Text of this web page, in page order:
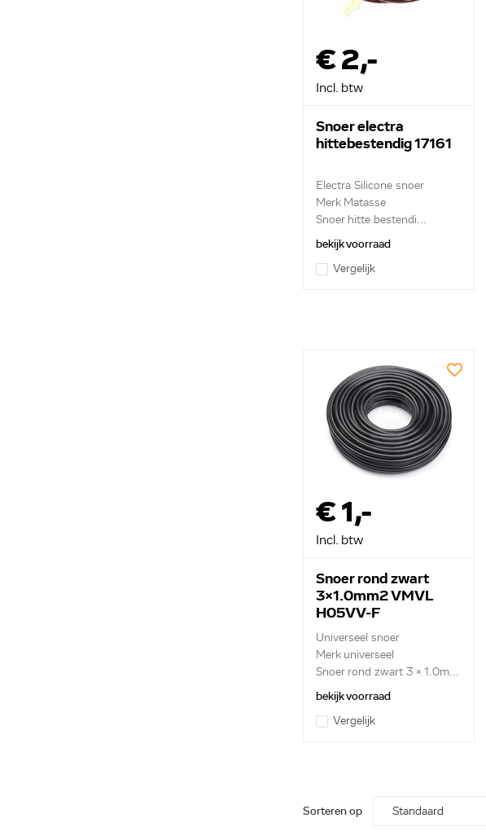
€ 2,-
Incl. btw
Snoer electra
hittebestendig 17161
Electra Silicone snoer
Merk Matasse
Snoer hitte bestendi...
bekijk voorraad
Vergelijk
€ 1,-
Incl. btw
Snoer rond zwart
3x1.0mm2 VMVL
H05VV-F
Universeel snoer
Merk universeel
Snoer rond zwart 3 x 1.0m...
bekijk voorraad
Vergelijk
Sorteren op